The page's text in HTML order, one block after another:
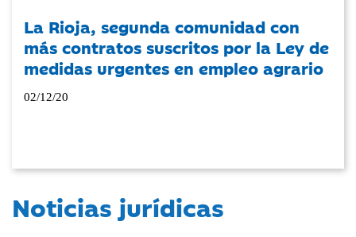
La Rioja, segunda comunidad con
más contratos suscritos por la Ley de
medidas urgentes en empleo agrario
02/12/20
Noticias jurídicas